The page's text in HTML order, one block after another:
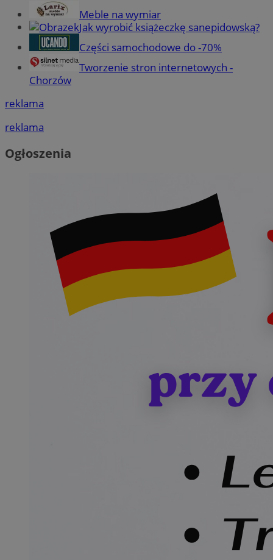
Meble na wymiar
Jak wyrobić książeczkę sanepidowską?
Części samochodowe do -70%
Tworzenie stron internetowych -
Chorzów
reklama
reklama
Ogłoszenia